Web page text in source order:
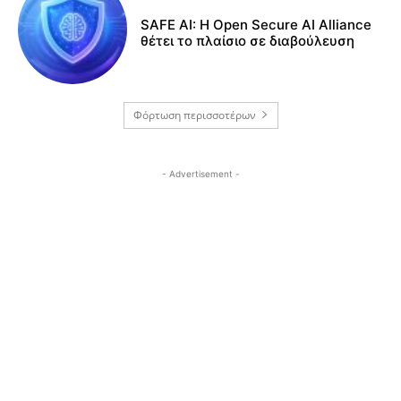
SAFE AI: Η Open Secure AI Alliance
θέτει το πλαίσιο σε διαβούλευση
Φόρτωση περισσοτέρων
- Advertisement -